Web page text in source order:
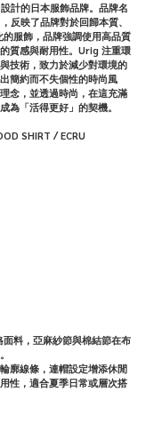
計的日本服飾品牌。品牌名
反映了品牌對於回歸本質、
服飾，品牌強調使用高品質
質感與耐用性。Urig 注重環
技術，致力於減少對環境的
簡約而不失個性的時尚風
念，並透過時尚，在這充滿
為「活得更好」的契機。
SHIRT / ECRU
料，亞麻紗節與棉結節在布
廓線條，連帽設定增添休閒
性，適合夏季日常或層次搭